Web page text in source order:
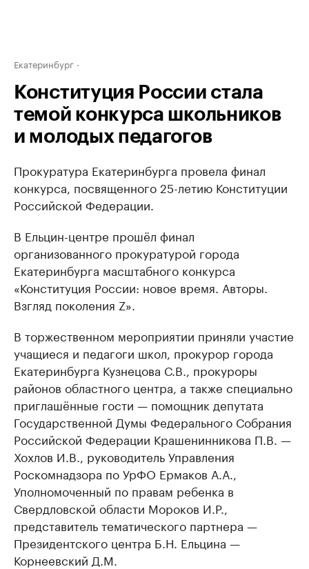
Екатеринбург
Конституция России стала
темой конкурса школьников
и молодых педагогов
Прокуратура Екатеринбурга провела финал
конкурса, посвященного 25-летию Конституции
Российской Федерации.
В Ельцин-центре прошёл финал
организованного прокуратурой города
Екатеринбурга масштабного конкурса
«Конституция России: новое время. Авторы.
Взгляд поколения Z».
В торжественном мероприятии приняли участие
учащиеся и педагоги школ, прокурор города
Екатеринбурга Кузнецова С.В., прокуроры
районов областного центра, а также специально
приглашённые гости — помощник депутата
Государственной Думы Федерального Собрания
Российской Федерации Крашенинникова П.В. —
Хохлов И.В., руководитель Управления
Роскомнадзора по УрФО Ермаков А.А.,
Уполномоченный по правам ребенка в
Свердловской области Мороков И.Р.,
представитель тематического партнера —
Президентского центра Б.Н. Ельцина —
Корнеевский Д.М.